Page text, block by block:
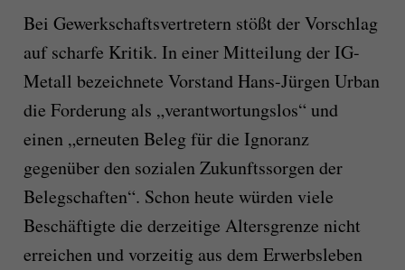
Bei Gewerkschaftsvertretern stößt der Vorschlag
auf scharfe Kritik. In einer Mitteilung der IG-
Metall bezeichnete Vorstand Hans-Jürgen Urban
die Forderung als „verantwortungslos“ und
einen „erneuten Beleg für die Ignoranz
gegenüber den sozialen Zukunftssorgen der
Belegschaften“. Schon heute würden viele
Beschäftigte die derzeitige Altersgrenze nicht
erreichen und vorzeitig aus dem Erwerbsleben